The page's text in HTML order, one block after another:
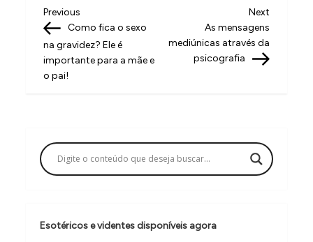
N
a
v
e
ç
ã
d
Previous
Post
Previous
Como fica o sexo
na gravidez? Ele é
importante para a mãe e
o pai!
Next
Post
Next
As mensagens
mediúnicas através da
psicografia
Esotéricos e videntes disponíveis agora